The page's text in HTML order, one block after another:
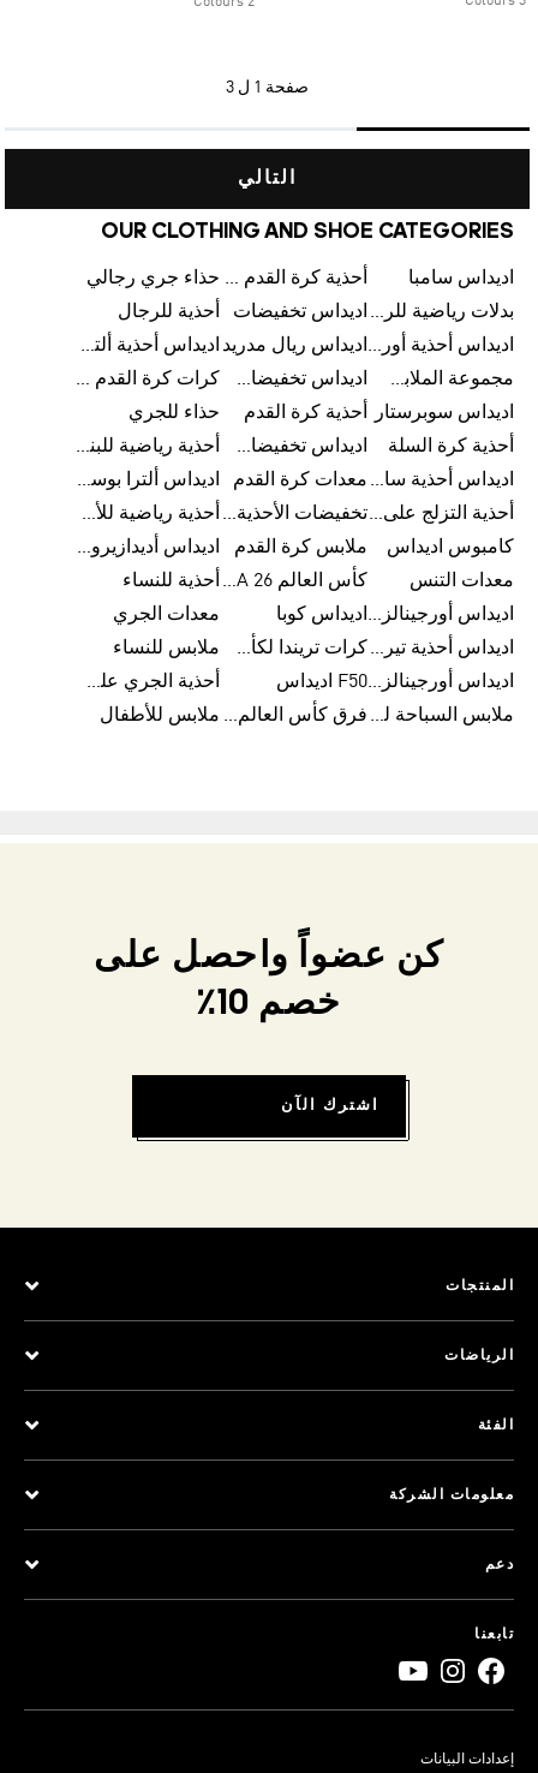
صفحة 1 ل 3
التالي
OUR CLOTHING AND SHOE CATEGORIES
اديداس سامبا أحذية كرة القدم للرجال حذاء جري رجالي
بدلات رياضية للرجال اديداس تخفيضات
أحذية للرجال
اديداس أحذية أورجينالز اديداس ريال مدريد
اديداس أحذية ألترا بوست للرجال
مجموعة الملابس الرياضية
اديداس تخفيضات للأطفال
كرات كرة القدم للرجال
اديداس سوبرستار
أحذية كرة القدم
حذاء للجري
أحذية كرة السلة
اديداس تخفيضات للرجال
أحذية رياضية للبنات
اديداس أحذية سامبا للنساء معدات كرة القدم
اديداس ألترا بوست
أحذية التزلج على اللوح للرجال
تخفيضات الأحذية للرجال
أحذية رياضية للأطفال
كامبوس اديداس
ملابس كرة القدم
اديداس أديدازيرو معدات الجري
معدات التنس
كأس العالم FIFA 26™ أحذية للنساء
اديداس أورجينالز ملابس للنساء اديداس كوبا
معدات الجري
اديداس أحذية تيريكس
كرات تريندا لكأس العالم FIFA 26™
ملابس للنساء
اديداس أورجينالز صنادل للنساءF50 اديداس
أحذية الجري على الطرق الوعرة للرجال
ملابس السباحة للنساء
فرق كأس العالم FIFA 26™ ملابس للأطفال
كن عضواً واحصل على
خصم 10٪
اشترك الآن
المنتجات
الرياضات
الفئة
معلومات الشركة
دعم
تابعنا
إعدادات البيانات